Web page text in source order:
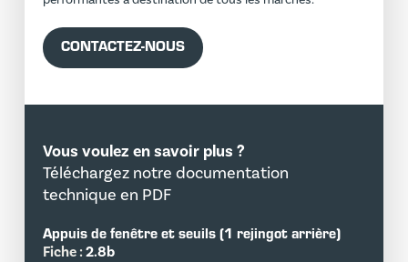
CONTACTEZ-NOUS
Vous voulez en savoir plus ?
Téléchargez notre documentation
technique en PDF
Appuis de fenêtre et seuils (1 rejingot arrière)
Fiche :2.8b